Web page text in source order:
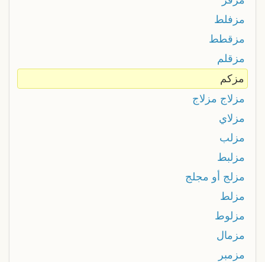
مزفلط
مزقطط
مزقلم
مزكم
مزلاج مزلاج
مزلاي
مزلب
مزلبط
مزلج أو مجلج
مزلط
مزلوط
مزمال
مزمبر